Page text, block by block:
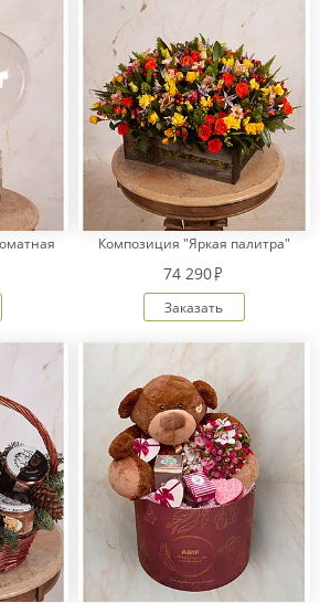
Композиция "Яркая палитра"
74 290
Заказать